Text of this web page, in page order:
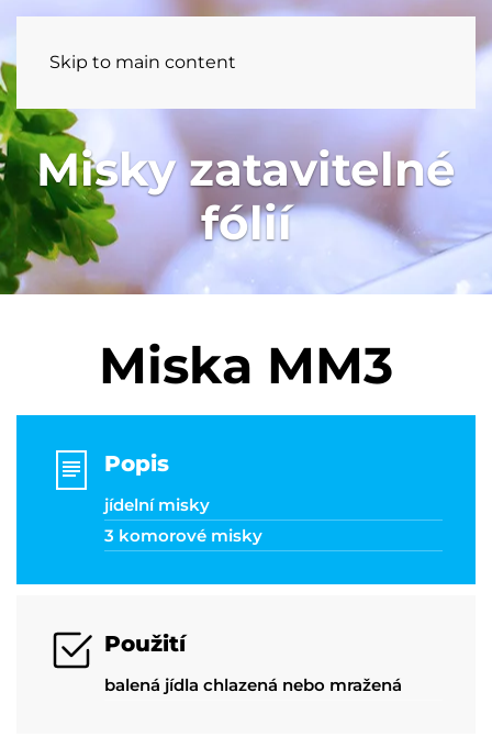
Skip to main content
Misky zatavitelné
fólií
Miska MM3
Popis
jídelní misky
3 komorové misky
Použití
balená jídla chlazená nebo mražená